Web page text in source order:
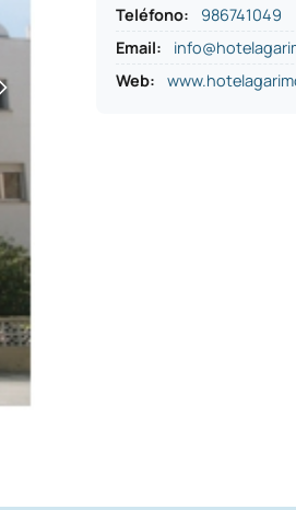
Teléfono:
986741049
Email:
Web: